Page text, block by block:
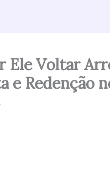
Ele Voltar
e Redenção